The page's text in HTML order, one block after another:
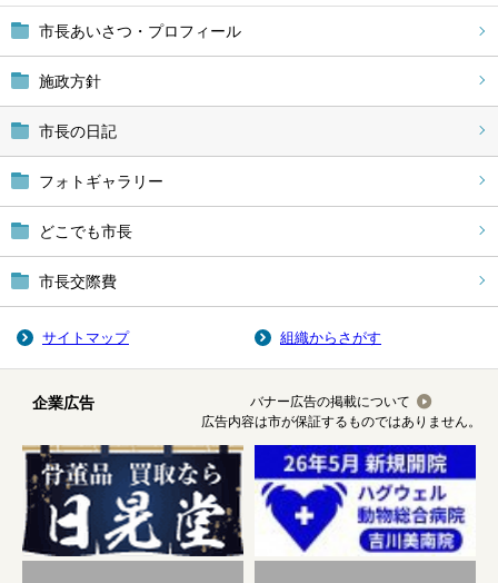
市長あいさつ・プロフィール
施政方針
市長の日記
フォトギャラリー
どこでも市長
市長交際費
サイトマップ 組織からさがす
企業広告
バナー広告の掲載について
広告内容は市が保証するものではありません。